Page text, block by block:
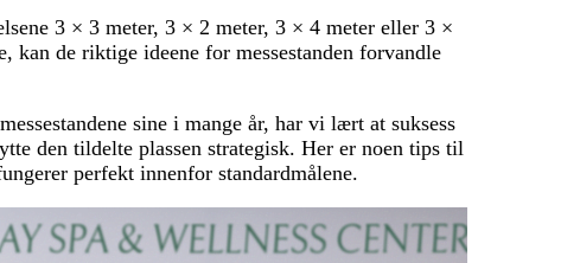
3 × 3 meter, 3 × 2 meter, 3 × 4 meter eller 3 ×
kan de riktige ideene for messestanden forvandle
sine i mange år, har vi lært at suksess
den tildelte plassen strategisk. Her er noen tips til
perfekt innenfor standardmålene.